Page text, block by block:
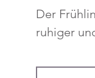
Der
ruhiger